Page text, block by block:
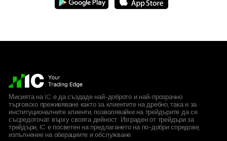
Мисията на IC е да създаде най-доброто и най-прозрачно
търговско преживяване както за клиентите на дребно, така и за
институционалните клиенти, позволявайки на трейдърите да се
съсредоточат върху своята дейност. Изграден от трейдъри за
трейдъри, IC е посветен на предлагането на по-добри спредове,
изпълнение на оберациите и обслужване.